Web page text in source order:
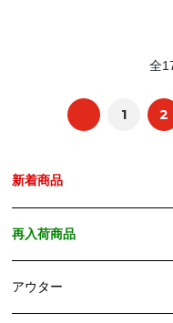
全
1 2
新着商品
再入荷商品
アウター